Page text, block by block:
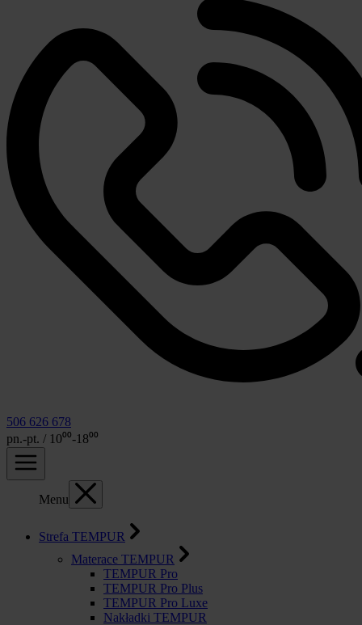
506 626 678
pn.-pt. / 10⁰⁰-18⁰⁰
Menu
Strefa TEMPUR
Materace TEMPUR
TEMPUR Pro
TEMPUR Pro Plus
TEMPUR Pro Luxe
Nakładki TEMPUR